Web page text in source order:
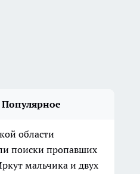
Популярное
области
поиски пропавших
мальчика и двух